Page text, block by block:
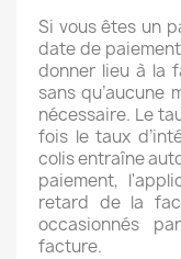
Si vous êtes un
date de
donner lieu à la
sans qu’aucune
nécessaire. Le
fois le taux
colis entraîne
paiement,
retard de la
occasionnés
facture.